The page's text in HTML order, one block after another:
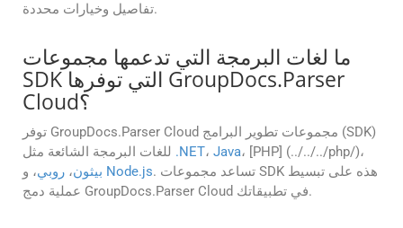
تفاصيل وخيارات محددة.
ما لغات البرمجة التي تدعمها مجموعات
SDK التي توفرها GroupDocs.Parser
Cloud؟
توفر GroupDocs.Parser Cloud مجموعات تطوير البرامج (SDK)
.NET، Java، [PHP] (../../../php/)،
بيثون، روبي Node.js. تساعد مجموعات SDK هذه على تبسيط
عملية دمج GroupDocs.Parser Cloud في تطبيقاتك.